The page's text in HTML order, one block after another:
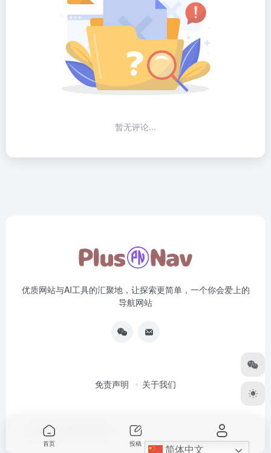
暂无评论...
优质网站与AI工具的汇聚地，让探索更简单，一个你会爱上的
导航网站
免责声明 关于我们
Copyright © 2026
简体中文
首页 投稿 我的